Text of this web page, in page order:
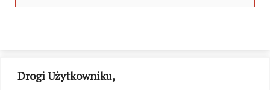
Drogi Użytkowniku,